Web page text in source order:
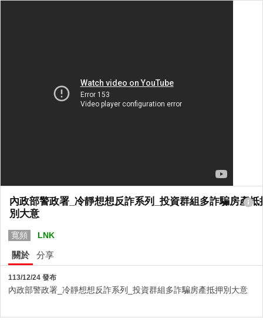
內政部警政署_冷靜想想反詐系列_投資群組多詐騙房產抵
別大意
寬頻 LNK
關於 分享
113/12/24 發布
內政部警政署_冷靜想想反詐系列_投資群組多詐騙房產抵押別大意